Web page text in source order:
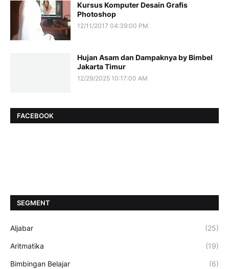
Kursus Komputer Desain Grafis
Photoshop
12/11/2017 04:39:00 PM
Hujan Asam dan Dampaknya by Bimbel
Jakarta Timur
12/29/2025 10:17:00 AM
FACEBOOK
SEGMENT
Aljabar (25)
Aritmatika (19)
Bimbingan Belajar (6)